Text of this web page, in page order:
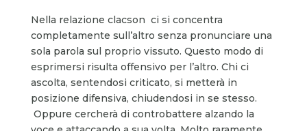
Nella relazione clacson ci si concentra
completamente sull’altro senza pronunciare una
sola parola sul proprio vissuto. Questo modo di
esprimersi risulta offensivo per l’altro. Chi ci
ascolta, sentendosi criticato, si metterà in
posizione difensiva, chiudendosi in se stesso.
Oppure cercherà di controbattere alzando la